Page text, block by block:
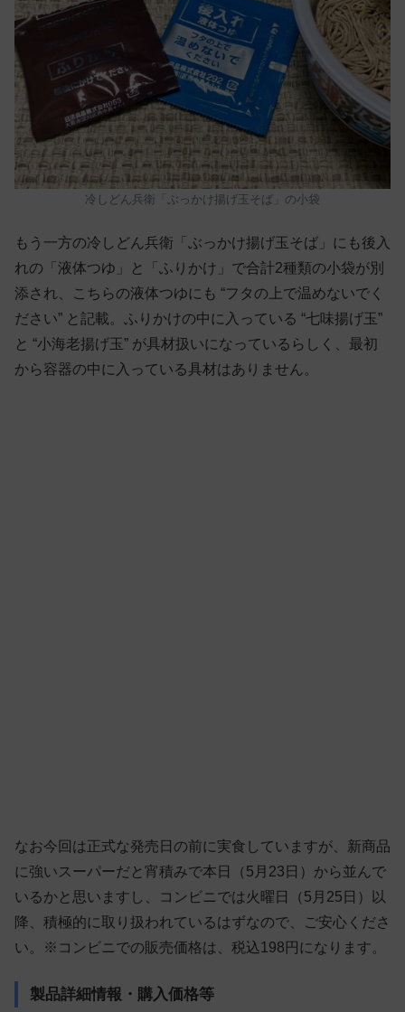
冷しどん兵衛「ぶっかけ揚げ玉そば」の小袋
もう一方の冷しどん兵衛「ぶっかけ揚げ玉そば」にも後入
れの「液体つゆ」と「ふりかけ」で合計2種類の小袋が別
添され、こちらの液体つゆにも “フタの上で温めないでく
ださい” と記載。ふりかけの中に入っている “七味揚げ玉”
と “小海老揚げ玉” が具材扱いになっているらしく、最初
から容器の中に入っている具材はありません。
なお今回は正式な発売日の前に実食していますが、新商品
に強いスーパーだと宵積みで本日（5月23日）から並んで
いるかと思いますし、コンビニでは火曜日（5月25日）以
降、積極的に取り扱われているはずなので、ご安心くださ
い。※コンビニでの販売価格は、税込198円になります。
製品詳細情報・購入価格等